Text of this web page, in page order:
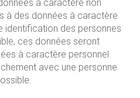
à caractère non
à des données à caractère
identification des personnes
ces données seront
à caractère personnel
avec une personne